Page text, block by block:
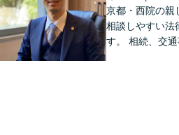
相談ください。
京都・西院の親
相談しやすい法
す。 相続、交通